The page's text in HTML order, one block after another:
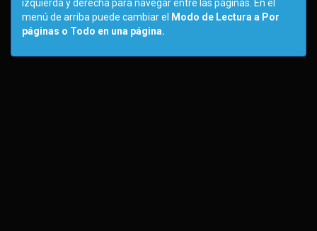
izquierda y derecha para navegar entre las páginas. En el
menú de arriba puede cambiar el
Modo de Lectura a Por
páginas o Todo en una página.